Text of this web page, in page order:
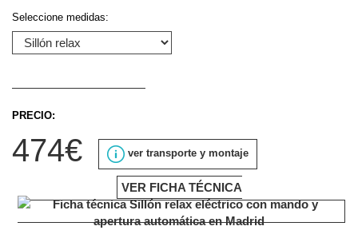
Seleccione medidas:
PRECIO:
474€ ver transporte y montaje
VER FICHA TÉCNICA